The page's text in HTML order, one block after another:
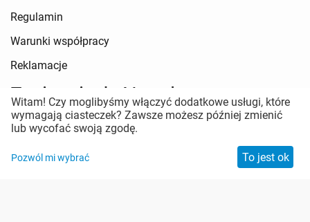
Regulamin
Warunki współpracy
Reklamacje
Zapisz się do Newslettera
Pozostań w kontakcie
Witam! Czy moglibyśmy włączyć dodatkowe usługi, które
wymagają ciasteczek? Zawsze możesz później zmienić
lub wycofać swoją zgodę.
Pozwól mi wybrać To jest ok